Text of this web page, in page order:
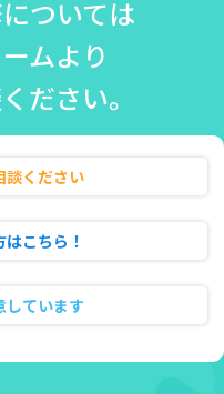
ついては
ムより
ださい。
談ください
こちら！
しています